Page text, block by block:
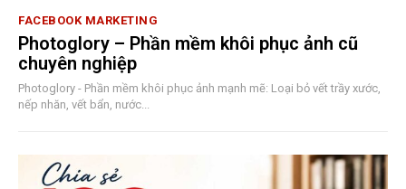
FACEBOOK MARKETING
Photoglory – Phần mềm khôi phục ảnh cũ
chuyên nghiệp
Photoglory - Phần mềm khôi phục ảnh mạnh mẽ: Loại bỏ vết trầy xước,
nếp nhăn, vết bẩn, nước...